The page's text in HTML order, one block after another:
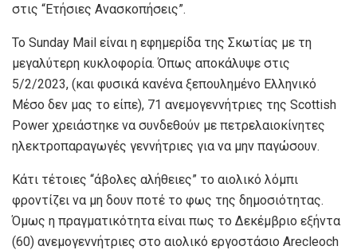
στις “Ετήσιες Ανασκοπήσεις”.
Το Sunday Mail είναι η εφημερίδα της Σκωτίας με τη
μεγαλύτερη κυκλοφορία. Όπως αποκάλυψε στις
5/2/2023, (και φυσικά κανένα ξεπουλημένο Ελληνικό
Μέσο δεν μας το είπε), 71 ανεμογεννήτριες της Scottish
Power χρειάστηκε να συνδεθούν με πετρελαιοκίνητες
ηλεκτροπαραγωγές γεννήτριες για να μην παγώσουν.
Κάτι τέτοιες “άβολες αλήθειες” το αιολικό λόμπι
φροντίζει να μη δουν ποτέ το φως της δημοσιότητας.
Όμως η πραγματικότητα είναι πως το Δεκέμβριο εξήντα
(60) ανεμογεννήτριες στο αιολικό εργοστάσιο Arecleoch